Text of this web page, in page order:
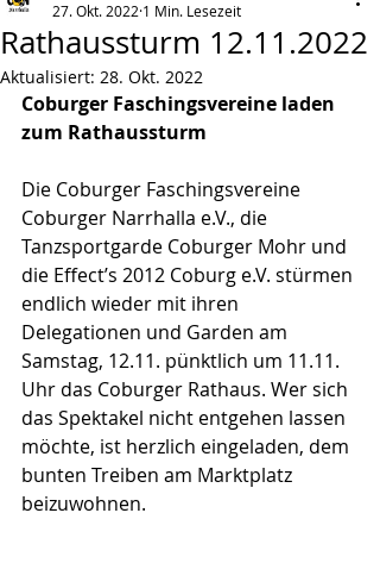
Rathaussturm 12.11.2022
27. Okt. 2022 1 Min. Lesezeit
Aktualisiert: 28. Okt. 2022
Coburger Faschingsvereine laden
zum Rathaussturm
Die Coburger Faschingsvereine
Coburger Narrhalla e.V., die
Tanzsportgarde Coburger Mohr und
die Effect’s 2012 Coburg e.V. stürmen
endlich wieder mit ihren
Delegationen und Garden am
Samstag, 12.11. pünktlich um 11.11.
Uhr das Coburger Rathaus. Wer sich
das Spektakel nicht entgehen lassen
möchte, ist herzlich eingeladen, dem
bunten Treiben am Marktplatz
beizuwohnen.